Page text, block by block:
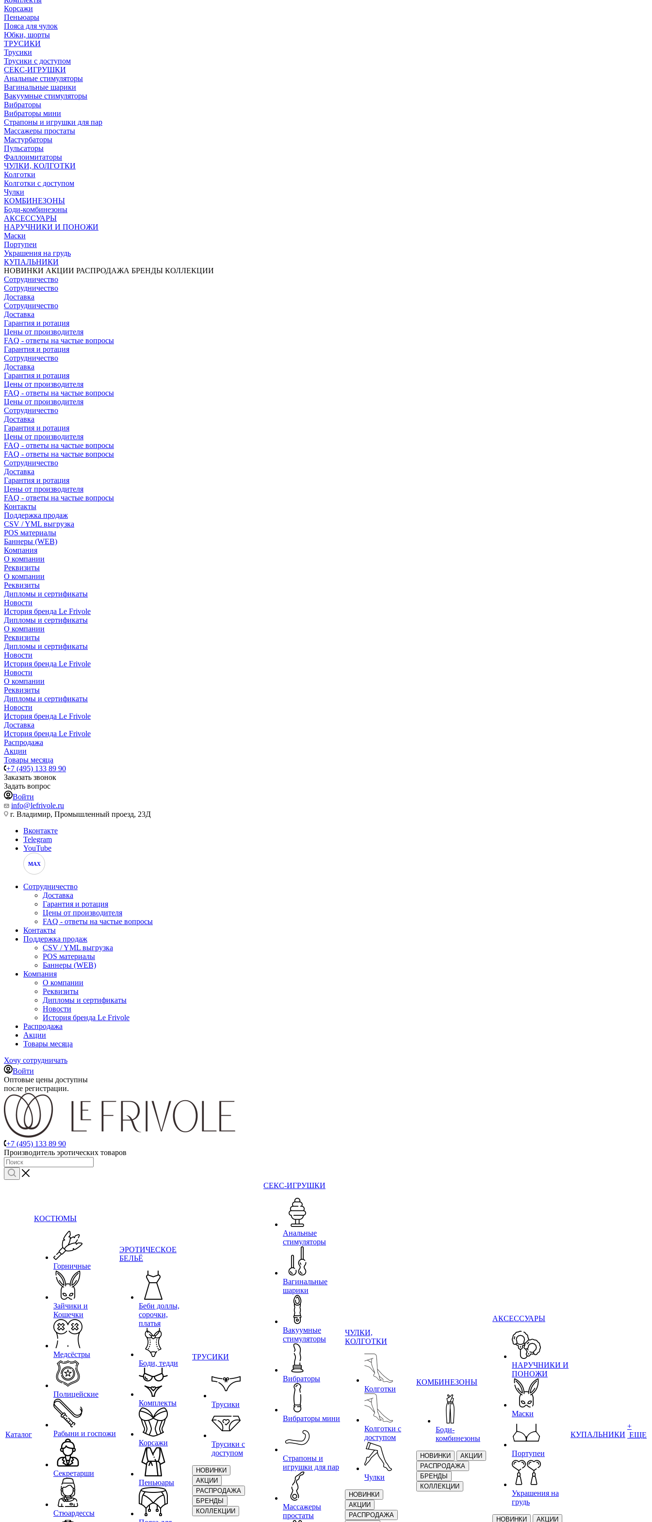
Корсажи
Пеньюары
Пояса для чулок
Юбки, шорты
ТРУСИКИ
Трусики
Трусики с доступом
СЕКС-ИГРУШКИ
Анальные стимуляторы
Вагинальные шарики
Вакуумные стимуляторы
Вибраторы
Вибраторы мини
Страпоны и игрушки для пар
Массажеры простаты
Мастурбаторы
Пульсаторы
Фаллоимитаторы
ЧУЛКИ, КОЛГОТКИ
Колготки
Колготки с доступом
Чулки
КОМБИНЕЗОНЫ
Боди-комбинезоны
АКСЕССУАРЫ
НАРУЧНИКИ И ПОНОЖИ
Маски
Портупеи
Украшения на грудь
КУПАЛЬНИКИ
НОВИНКИ АКЦИИ РАСПРОДАЖА БРЕНДЫ КОЛЛЕКЦИИ
Сотрудничество
Сотрудничество
Доставка
Сотрудничество
Доставка
Гарантия и ротация
Цены от производителя
FAQ - ответы на частые вопросы
Гарантия и ротация
Сотрудничество
Доставка
Гарантия и ротация
Цены от производителя
FAQ - ответы на частые вопросы
Цены от производителя
Сотрудничество
Доставка
Гарантия и ротация
Цены от производителя
FAQ - ответы на частые вопросы
FAQ - ответы на частые вопросы
Сотрудничество
Доставка
Гарантия и ротация
Цены от производителя
FAQ - ответы на частые вопросы
Контакты
Поддержка продаж
CSV / YML выгрузка
POS материалы
Баннеры (WEB)
Компания
О компании
Реквизиты
О компании
Реквизиты
Дипломы и сертификаты
Новости
История бренда Le Frivole
Дипломы и сертификаты
О компании
Реквизиты
Дипломы и сертификаты
Новости
История бренда Le Frivole
Новости
О компании
Реквизиты
Дипломы и сертификаты
Новости
История бренда Le Frivole
Доставка
История бренда Le Frivole
Распродажа
Акции
Товары месяца
+7 (495) 133 89 90
Заказать звонок
Задать вопрос
Войти
info@lefrivole.ru
г. Владимир, Промышленный проезд, 23Д
Вконтакте
Telegram
YouTube
MAX
Сотрудничество
Доставка
Гарантия и ротация
Цены от производителя
FAQ - ответы на частые вопросы
Контакты
Поддержка продаж
CSV / YML выгрузка
POS материалы
Баннеры (WEB)
Компания
О компании
Реквизиты
Дипломы и сертификаты
Новости
История бренда Le Frivole
Распродажа
Акции
Товары месяца
Хочу сотрудничать
Войти
Оптовые цены доступны
после регистрации.
+7 (495) 133 89 90
Производитель эротических товаров
Каталог
КОСТЮМЫ
Горничные
Зайчики и
Кошечки
Медсёстры
Полицейские
Рабыни и госпожи
Секретарши
Стюардессы
ЭРОТИЧЕСКОЕ
БЕЛЬЁ
Беби доллы,
сорочки,
платья
Боди, тедди
Комплекты
Корсажи
Пеньюары
ТРУСИКИ
Трусики
Трусики с
доступом
НОВИНКИ
АКЦИИ
РАСПРОДАЖА
БРЕНДЫ
КОЛЛЕКЦИИ
СЕКС-ИГРУШКИ
Анальные
стимуляторы
Вагинальные
шарики
Вакуумные
стимуляторы
Вибраторы
Вибраторы мини
Страпоны и
игрушки для пар
Массажеры
простаты
ЧУЛКИ,
КОЛГОТКИ
Колготки
Колготки с
доступом
Чулки
НОВИНКИ
АКЦИИ
РАСПРОДАЖА
КОМБИНЕЗОНЫ
Боди-
комбинезоны
НОВИНКИ
АКЦИИ
РАСПРОДАЖА
БРЕНДЫ
КОЛЛЕКЦИИ
АКСЕССУАРЫ
НАРУЧНИКИ И
ПОНОЖИ
Маски
Портупеи
Украшения на
грудь
НОВИНКИ АКЦИИ
КУПАЛЬНИКИ
+
ЕЩЕ